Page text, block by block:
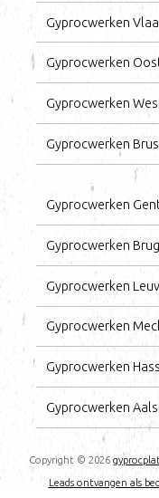
Gyprocwerken
Gyprocwerken
Gyprocwerken
Gyprocwerken
Gyprocwerken
Gyprocwerken
Gyprocwerken
Gyprocwerken
Gyprocwerken
Gyprocwerken
Copyright © 2026
Leads ontvangen als